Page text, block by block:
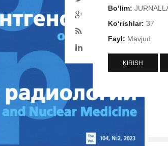
Bo‘lim:
Ko‘rishlar: 37
Fayl: Mavjud
KIRISH